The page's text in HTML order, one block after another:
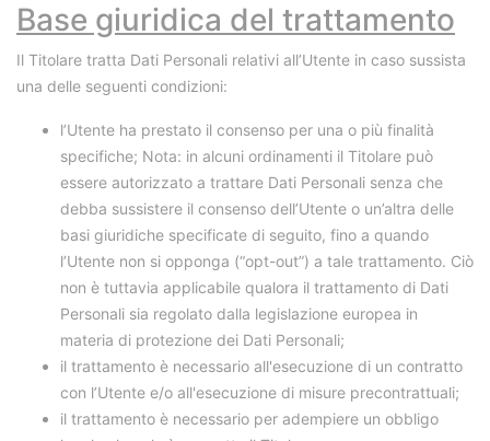
Base giuridica del trattamento
Il Titolare tratta Dati Personali relativi all’Utente in caso sussista
una delle seguenti condizioni:
l’Utente ha prestato il consenso per una o più finalità
specifiche; Nota: in alcuni ordinamenti il Titolare può
essere autorizzato a trattare Dati Personali senza che
debba sussistere il consenso dell’Utente o un’altra delle
basi giuridiche specificate di seguito, fino a quando
l’Utente non si opponga (“opt-out”) a tale trattamento. Ciò
non è tuttavia applicabile qualora il trattamento di Dati
Personali sia regolato dalla legislazione europea in
materia di protezione dei Dati Personali;
il trattamento è necessario all'esecuzione di un contratto
con l’Utente e/o all'esecuzione di misure precontrattuali;
il trattamento è necessario per adempiere un obbligo